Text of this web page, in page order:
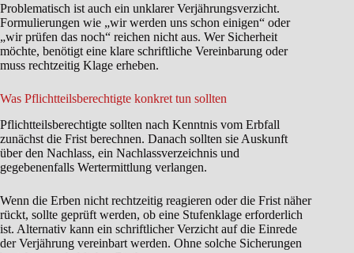
Problematisch ist auch ein unklarer Verjährungsverzicht.
Formulierungen wie „wir werden uns schon einigen“ oder
„wir prüfen das noch“ reichen nicht aus. Wer Sicherheit
möchte, benötigt eine klare schriftliche Vereinbarung oder
muss rechtzeitig Klage erheben.
Was Pflichtteilsberechtigte konkret tun sollten
Pflichtteilsberechtigte sollten nach Kenntnis vom Erbfall
zunächst die Frist berechnen. Danach sollten sie Auskunft
über den Nachlass, ein Nachlassverzeichnis und
gegebenenfalls Wertermittlung verlangen.
Wenn die Erben nicht rechtzeitig reagieren oder die Frist näher
rückt, sollte geprüft werden, ob eine Stufenklage erforderlich
ist. Alternativ kann ein schriftlicher Verzicht auf die Einrede
der Verjährung vereinbart werden. Ohne solche Sicherungen